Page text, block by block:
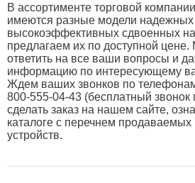
В ассортименте торговой
имеются разные модели надежных
высокоэффективных сдвоенных
предлагаем их по доступной цене.
ответить на все ваши вопросы и
информацию по интересующему
Ждем ваших звонков по
800-555-04-43 (бесплатный
сделать заказ на нашем сайте,
каталоге с перечнем
устройств.